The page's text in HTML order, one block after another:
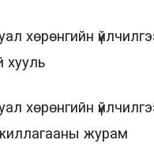
хөрөнгийн үйлчилгээ
хууль
хөрөнгийн үйлчилгээ
журам